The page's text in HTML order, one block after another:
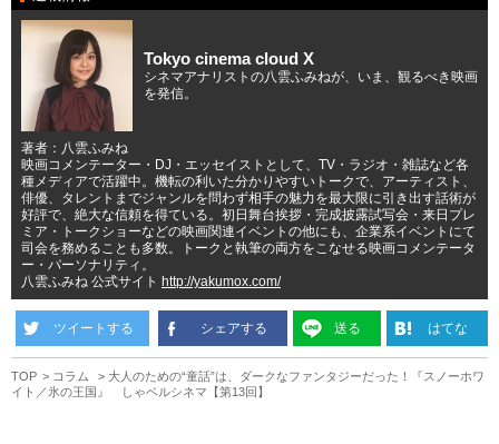
Tokyo cinema cloud X
シネマアナリストの八雲ふみねが、いま、観るべき映画
を発信。
著者：八雲ふみね
映画コメンテーター・DJ・エッセイストとして、TV・ラジオ・雑誌など各
種メディアで活躍中。機転の利いた分かりやすいトークで、アーティスト、
俳優、タレントまでジャンルを問わず相手の魅力を最大限に引き出す話術が
好評で、絶大な信頼を得ている。初日舞台挨拶・完成披露試写会・来日プレ
ミア・トークショーなどの映画関連イベントの他にも、企業系イベントにて
司会を務めることも多数。トークと執筆の両方をこなせる映画コメンテータ
ー・パーソナリティ。
八雲ふみね 公式サイト
http://yakumox.com/
ツイートする シェアする 送る はてな
TOP コラム
大人のための“童話”は、ダークなファンタジーだった！『スノーホワ
イト／氷の王国』 しゃベルシネマ【第13回】